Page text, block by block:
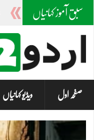
سبق آموز کہانیاں
صفحہ اول ویڈیو کہانیاں